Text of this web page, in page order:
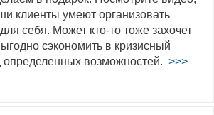
клиенты умеют организовать
себя. Может кто-то тоже захочет
сэкономить в кризисный
определенных возможностей. >>>